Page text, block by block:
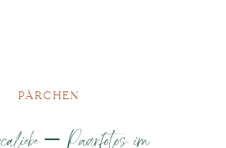
PÄRCHEN
– Paarfotos im